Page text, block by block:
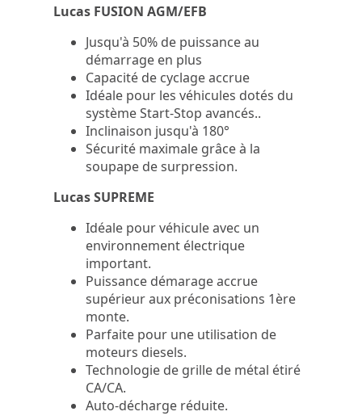
Lucas FUSION AGM/EFB
Jusqu'à 50% de puissance au
démarrage en plus
Capacité de cyclage accrue
Idéale pour les véhicules dotés du
système Start-Stop avancés..
Inclinaison jusqu'à 180°
Sécurité maximale grâce à la
soupape de surpression.
Lucas SUPREME
Idéale pour véhicule avec un
environnement électrique
important.
Puissance démarage accrue
supérieur aux préconisations 1ère
monte.
Parfaite pour une utilisation de
moteurs diesels.
Technologie de grille de métal étiré
CA/CA.
Auto-décharge réduite.